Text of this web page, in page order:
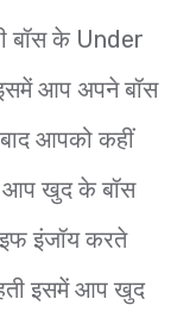
बॉस के Under
आप अपने बॉस
आपको कहीं
आप खुद के बॉस
इंजॉय करते
इसमें आप खुद